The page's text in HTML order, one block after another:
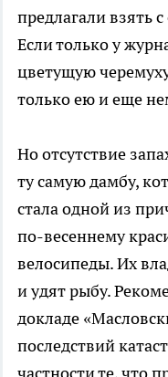
предлагали взять
Если только у
цветущую
только ею и еще
Но отсутствие
ту самую дамбу,
стала одной из
по-весеннему
велосипеды. Их
и удят рыбу.
докладе
последствий
частности те, что